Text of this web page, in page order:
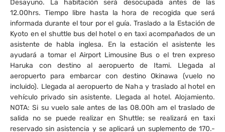
Desayuno. La habitación será desocupada antes de las
12.00hrs. Tiempo libre hasta la hora de recogida que será
informada durante el tour por el guía. Traslado a la Estación de
Kyoto en el shuttle bus del hotel o en taxi acompañados de un
asistente de habla inglesa. En la estación el asistente les
ayudará a tomar el Airport Limousine Bus o el tren expreso
Haruka con destino al aeropuerto de Itami. Llegada al
aeropuerto para embarcar con destino Okinawa (vuelo no
incluido). Llegada al aeropuerto de Naha y traslado al hotel en
vehículo privado sin asistente. Llegada al hotel. Alojamiento.
NOTA: Si su vuelo sale antes de las 08.00h am el traslado de
salida no se puede realizar en Shuttle; se realizará en taxi
reservado sin asistencia y se aplicará un suplemento de 170.-